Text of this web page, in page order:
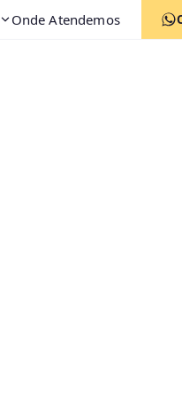
Onde Atendemos